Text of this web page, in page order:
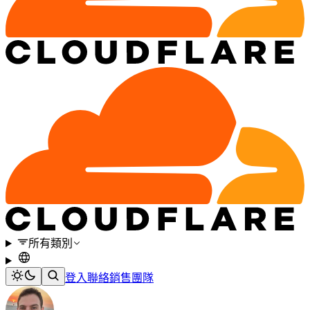
所有類別
登入聯絡銷售團隊